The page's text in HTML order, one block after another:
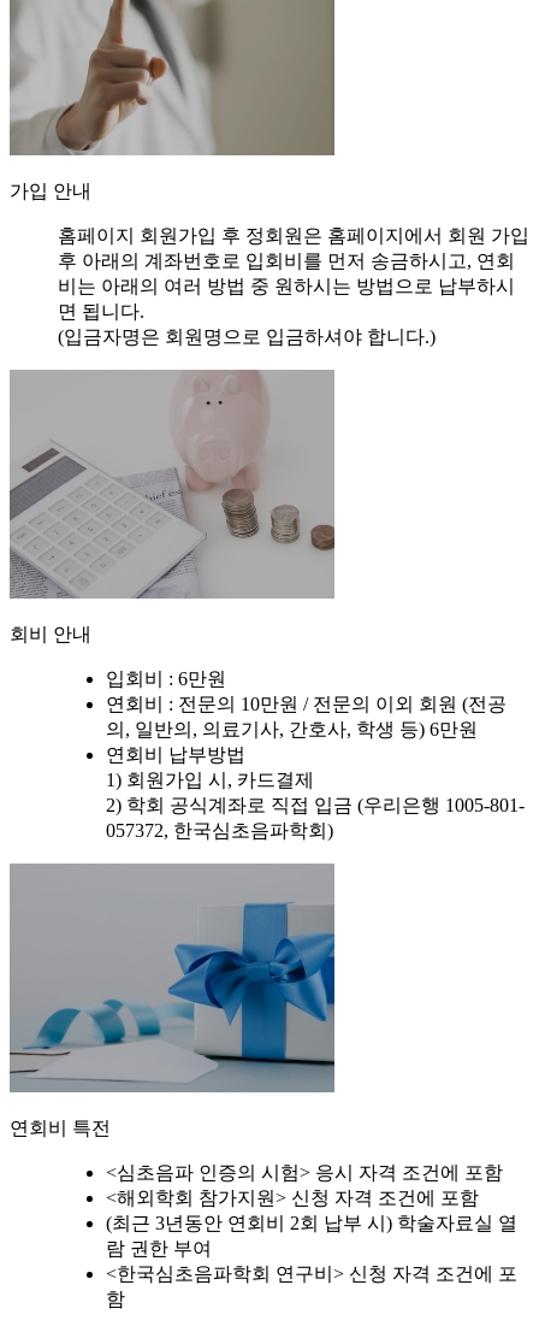
가입 안내
홈페이지 회원가입 후 정회원은 홈페이지에서 회원 가입
후 아래의 계좌번호로 입회비를 먼저 송금하시고, 연회
비는 아래의 여러 방법 중 원하시는 방법으로 납부하시
면 됩니다.
(입금자명은 회원명으로 입금하셔야 합니다.)
회비 안내
입회비 : 6만원
연회비 : 전문의 10만원 / 전문의 이외 회원 (전공
의, 일반의, 의료기사, 간호사, 학생 등) 6만원
연회비 납부방법
1) 회원가입 시, 카드결제
2) 학회 공식계좌로 직접 입금 (우리은행 1005-801-
057372, 한국심초음파학회)
연회비 특전
<심초음파 인증의 시험> 응시 자격 조건에 포함
<해외학회 참가지원> 신청 자격 조건에 포함
(최근 3년동안 연회비 2회 납부 시) 학술자료실 열
람 권한 부여
<한국심초음파학회 연구비> 신청 자격 조건에 포
함